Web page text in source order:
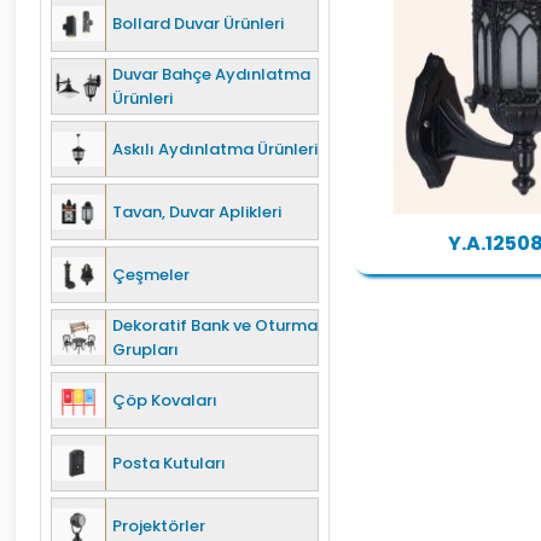
Bollard Duvar Ürünleri
Duvar Bahçe Aydınlatma
Ürünleri
Askılı Aydınlatma Ürünleri
Tavan, Duvar Aplikleri
Çeşmeler
Dekoratif Bank ve Oturma
Grupları
Çöp Kovaları
Posta Kutuları
Projektörler